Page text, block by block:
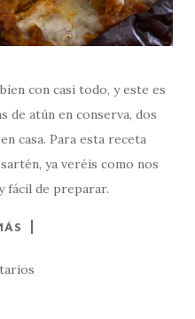
con casi todo, y este es
de atún en conserva, dos
casa. Para esta receta
ya veréis como nos
fácil de preparar.